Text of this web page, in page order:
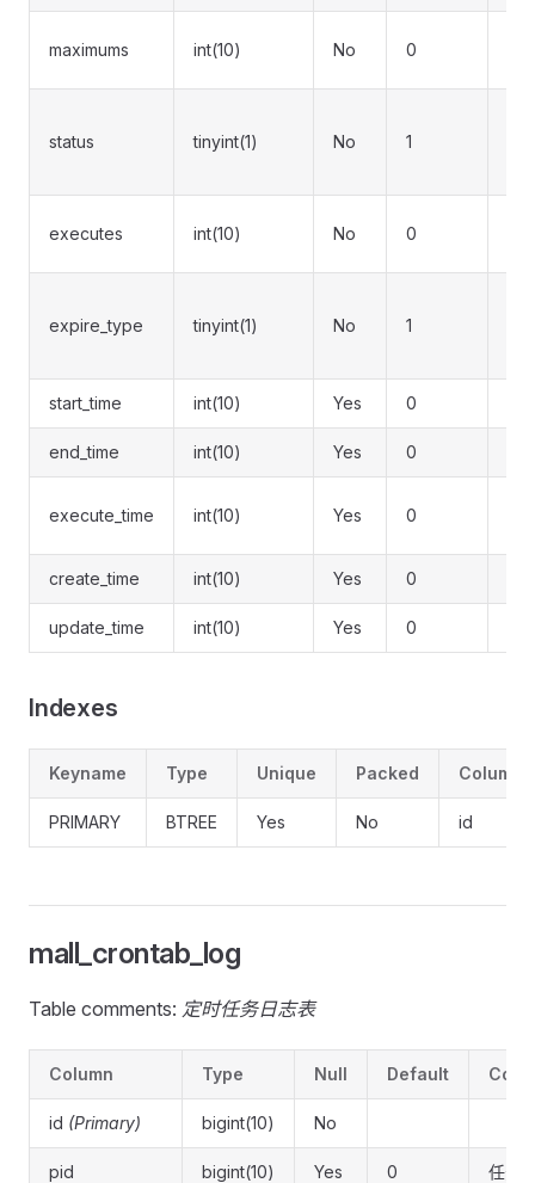
maximums int(10) No 0
status tinyint(1) No 1
executes int(10) No 0
expire_type tinyint(1) No 1
start_time int(10) Yes 0
end_time int(10) Yes 0
execute_time int(10) Yes 0
create_time int(10) Yes 0
update_time int(10) Yes 0
Indexes
Keyname Type Unique Packed Column
PRIMARY BTREE Yes No id
mall_crontab_log
Table comments: 定时任务日志表
Column Type Null Default
id (Primary) bigint(10) No
pid bigint(10) Yes 0 任务